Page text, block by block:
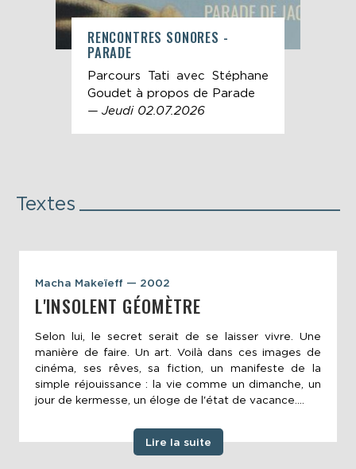
RENCONTRES SONORES -
PARADE
Parcours Tati avec Stéphane
Goudet à propos de Parade
— Jeudi 02.07.2026
Textes
Macha Makeïeff — 2002
L'INSOLENT GÉOMÈTRE
Selon lui, le secret serait de se laisser vivre. Une
manière de faire. Un art. Voilà dans ces images de
cinéma, ses rêves, sa fiction, un manifeste de la
simple réjouissance : la vie comme un dimanche, un
jour de kermesse, un éloge de l'état de vacance....
Lire la suite